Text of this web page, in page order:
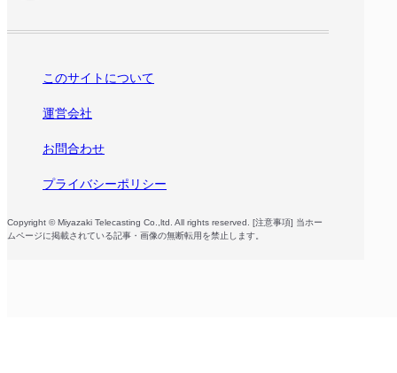
このサイトについて
運営会社
お問合わせ
プライバシーポリシー
Copyright © Miyazaki Telecasting Co.,ltd. All rights reserved. [注意事項] 当ホー
ムページに掲載されている記事・画像の無断転用を禁止します。